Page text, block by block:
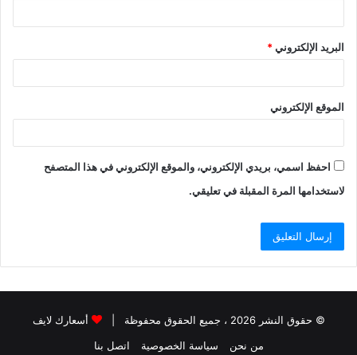
البريد الإلكتروني*
الموقع الإلكتروني
احفظ اسمي، بريدي الإلكتروني، والموقع الإلكتروني في هذا المتصفح
لاستخدامها المرة المقبلة في تعليقي.
© حقوق النشر 2026 ، جميع الحقوق محفوظة |
أسعارك لايف
من نحن
سياسة الخصوصية اتصل بنا